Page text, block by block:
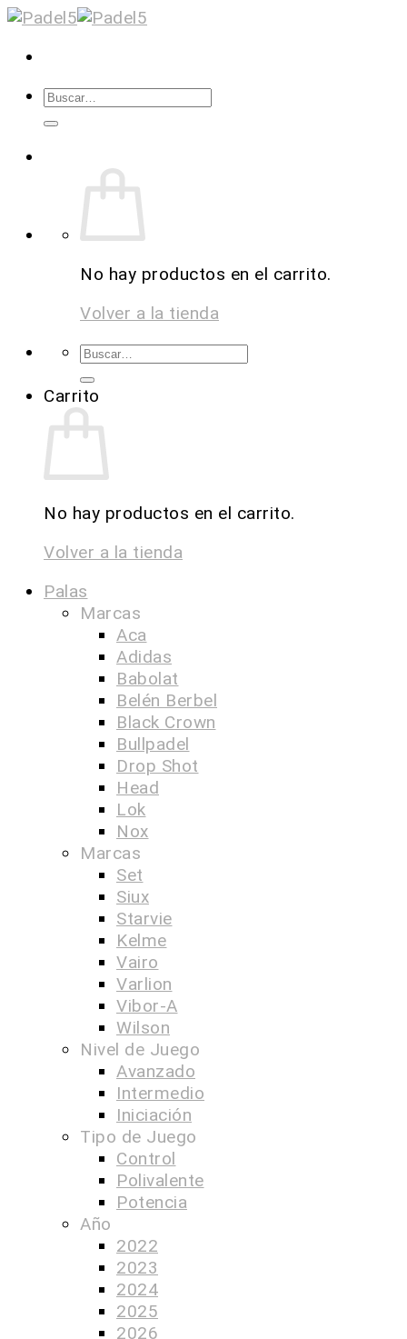
No hay productos en el carrito.
Volver a la tienda
Carrito
No hay productos en el carrito.
Volver a la tienda
Palas
Marcas
Aca
Adidas
Babolat
Belén Berbel
Black Crown
Bullpadel
Drop Shot
Head
Lok
Nox
Marcas
Set
Siux
Starvie
Kelme
Vairo
Varlion
Vibor-A
Wilson
Nivel de Juego
Avanzado
Intermedio
Iniciación
Tipo de Juego
Control
Polivalente
Potencia
Año
2022
2023
2024
2025
2026